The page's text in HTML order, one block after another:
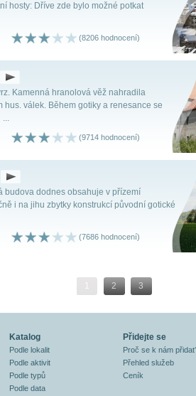
hosty: Dříve zde bylo možné potkat
(8206 hodnocení)
Kamenná hranolová věž nahradila
hus. válek. Během gotiky a renesance se
...
(9714 hodnocení)
budova dodnes obsahuje v přízemí
i na jihu zbytky konstrukcí původní gotické
(7686 hodnocení)
1 2 3
Katalog
Podle lokalit
Podle aktivit
Podle typů
Podle data
Přidejte se
Proč se k nám
Přehled služeb
Ceník